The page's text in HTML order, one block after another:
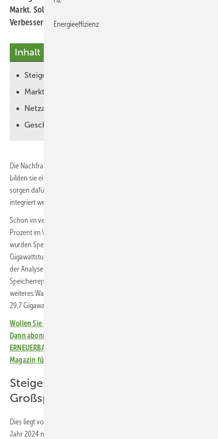
Markt. Solarpower Europe schlägt weitere
Verbesserungen für einen schnelleren Zubau vor.
Inhalt
Steigende Nachfrage nach Großspeichern
Markt wächst bis 2029 auf 118 Gigawattstunden
Netzanschluss vereinfachen
Geschäftsmodelle ermöglichen
Die Nachfrage nach Batteriespeichern in Europa wächst. Schließlich
bilden sie eine entscheidende Säule der Energiewende. Denn sie
sorgen dafür, dass mehr Sonnen- und Windstrom ins Energiesystem
integriert werden kann.
Schon im vergangenen Jahr ist der europäische Speichermarkt um 15
Prozent im Vergleich zu 2023 gewachsen. Im gesamten Jahr 2024
wurden Speicher mit einer Gesamtkapazität von 21,9
Gigawattstunden neu errichtet. Das ist eines der zentralen Ergebnisse
der Analyse von Solarpower Europe (SPE) im aktuellen
Speicherreport. Für dieses Jahr prognostizieren die Analysten ein
weiteres Wachstum um 36 Prozent. Sie gehen von einem Neubau von
29,7 Gigawattstunden Kapazität aus.
Wollen Sie über die Energiewende auf dem Laufenden bleiben?
Dann abonnieren Sie einfach den kostenlosen Newsletter von
ERNEUERBARE ENERGIEN – dem größten verbandsunabhängigen
Magazin für erneuerbare Energien in Deutschland!
Steigende Nachfrage nach
Großspeichern
Dies liegt vorwiegend daran, dass sich der Markt dreht. Wurden im
Jahr 2024 noch 50 Prozent der neuen Speicher in Wohngebäuden
Energieeffizienz